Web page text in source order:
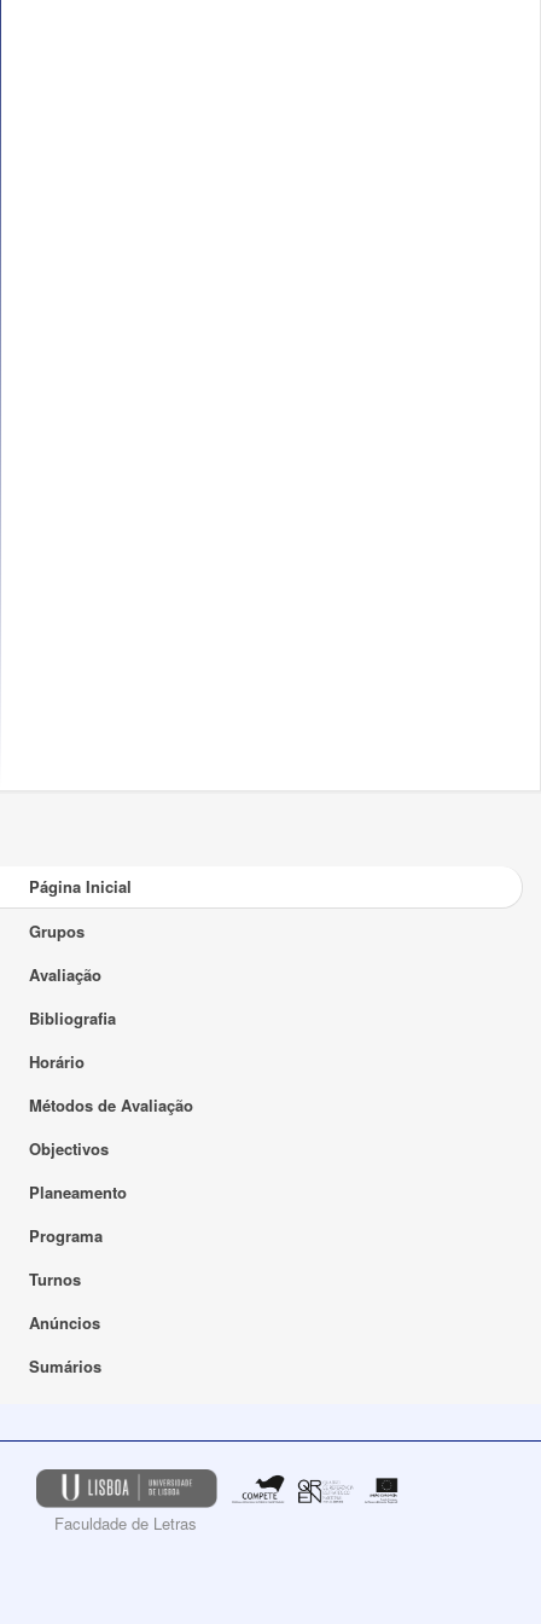
Página Inicial
Grupos
Avaliação
Bibliografia
Horário
Métodos de Avaliação
Objectivos
Planeamento
Programa
Turnos
Anúncios
Sumários
Faculdade de Letras